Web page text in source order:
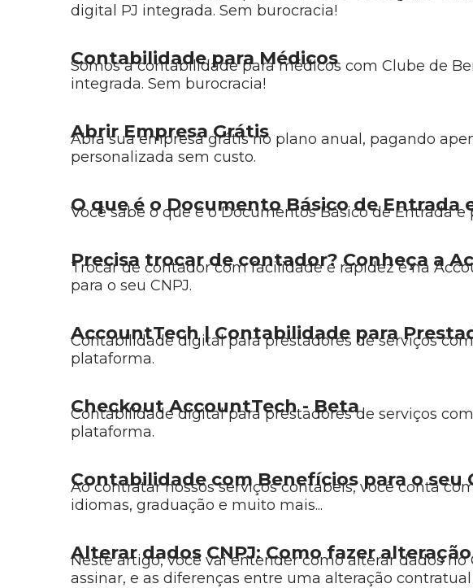
digital PJ integrada. Sem burocracia!
Contabilidade para Médicos
Somos a contabilidade para médicos com Clube de
integrada. Sem burocracia!
Abrir Empresa Grátis
Abra sua empresa grátis no plano anual, pagando
personalizada sem custo.
O que é o Documento Básico de Entrada
Você sabe o que é o Documentos Básico de Entrada
Precisa trocar de contador? Conheça a
Trocar de contador com facilidade e rapidez é na
para o seu CNPJ.
AccountTech | Contabilidade para
Contabilidade digital para prestadores de serviços
plataforma.
Checkout AccountTech - Beta
Contabilidade digital para prestadores de serviços
plataforma.
Contabilidade com Benefícios para o seu
Ao contratar nossos serviços contábeis, você conta
idiomas, graduação e muito mais...
Alterar dados CNPJ: Como fazer
Neste artigo, você vai entender como alterar dados
assinar, e as diferenças entre uma alteração